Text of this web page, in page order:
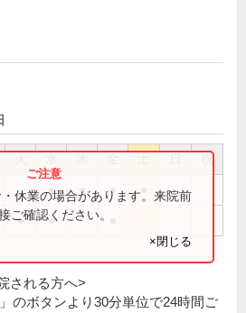
祝
● ● ●
● ●
休業の場合があります。来院前
ご確認ください。
×閉じる
される方へ>
のボタンより30分単位で24時間ご